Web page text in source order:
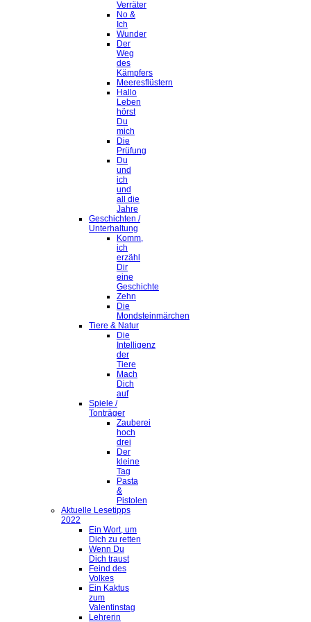
Verräter
No &
Ich
Wunder
Der
Weg
des
Kämpfers
Meeresflüstern
Hallo
Leben
hörst
Du
mich
Die
Prüfung
Du
und
ich
und
all die
Jahre
Geschichten /
Unterhaltung
Komm,
ich
erzähl
Dir
eine
Geschichte
Zehn
Die
Mondsteinmärchen
Tiere & Natur
Die
Intelligenz
der
Tiere
Mach
Dich
auf
Spiele /
Tonträger
Zauberei
hoch
drei
Der
kleine
Tag
Pasta
&
Pistolen
Aktuelle Lesetipps
2022
Ein Wort, um
Dich zu retten
Wenn Du
Dich traust
Feind des
Volkes
Ein Kaktus
zum
Valentinstag
Lehrerin